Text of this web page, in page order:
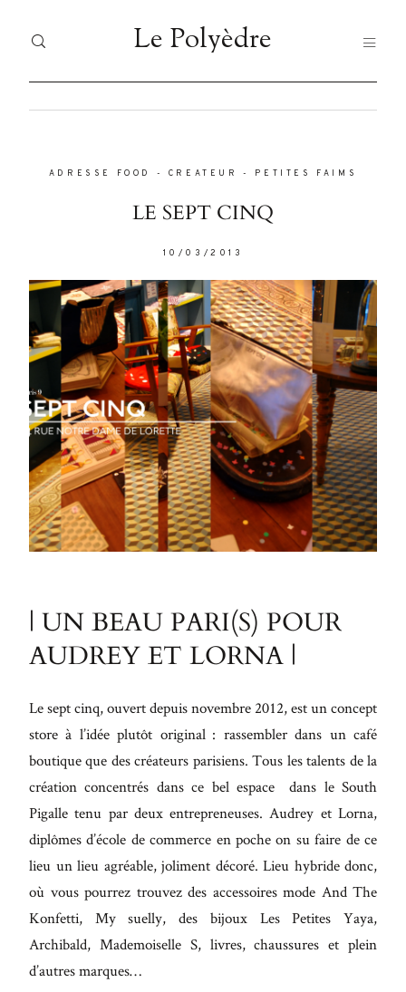
Le Polyèdre
ADRESSE FOOD - CREATEUR - PETITES FAIMS
LE SEPT CINQ
10/03/2013
| UN BEAU PARI(S) POUR
AUDREY ET LORNA |
Le sept cinq, ouvert depuis novembre 2012, est un concept
store à l’idée plutôt original : rassembler dans un café
boutique que des créateurs parisiens. Tous les talents de la
création concentrés dans ce bel espace dans le South
Pigalle tenu par deux entrepreneuses. Audrey et Lorna,
diplômes d’école de commerce en poche on su faire de ce
lieu un lieu agréable, joliment décoré. Lieu hybride donc,
où vous pourrez trouvez des accessoires mode And The
Konfetti, My suelly, des bijoux Les Petites Yaya,
Archibald, Mademoiselle S, livres, chaussures et plein
d’autres marques…
Le Polyèdre
Tristique
Nullam
quis risus
eget urna
mollis
ornare vel
eu leo.
Aenean
lacinia
bibendum
nulla sed
consectetur.
bibendum
nulla sed
Maecenas
faucibus
mollis
interdum.
Maecenas
faucibus
mollis
interdum.
Etiam
porta sem
malesuada
VOYAGES
FOOD
LIFESTYLE
À PROPOS